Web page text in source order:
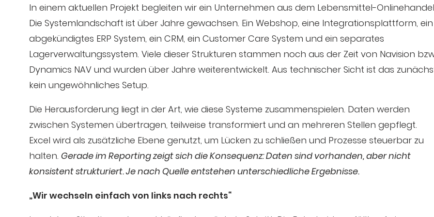
In einem aktuellen Projekt begleiten wir ein Unternehmen aus dem Lebensmittel-
Die Systemlandschaft ist über Jahre gewachsen. Ein Webshop, eine Integrationsplattform, ein
abgekündigtes ERP System, ein CRM, ein Customer Care System und ein separates
Lagerverwaltungssystem. Viele dieser Strukturen stammen noch aus der Zeit von Navision
Dynamics NAV und wurden über Jahre weiterentwickelt. Aus technischer Sicht ist das
kein ungewöhnliches Setup.
Die Herausforderung liegt in der Art, wie diese Systeme zusammenspielen. Daten werden
zwischen Systemen übertragen, teilweise transformiert und an mehreren Stellen gepflegt.
Excel wird als zusätzliche Ebene genutzt, um Lücken zu schließen und Prozesse steuerbar zu
halten. Gerade im Reporting zeigt sich die Konsequenz: Daten sind vorhanden, aber nicht
konsistent strukturiert. Je nach Quelle entstehen unterschiedliche Ergebnisse.
„Wir wechseln einfach von links nach rechts“